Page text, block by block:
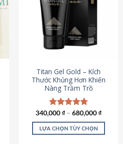
tùy
chọn
có
chọn
trên
trang
sản
phẩm
Titan Gel Gold – Kích
Thước Khủng Hơn Khiến
Nàng Trầm Trồ
Được xếp
hạng4.79
5 sao
340,000₫ – 680,000₫
LỰA CHỌN TÙY CHỌN